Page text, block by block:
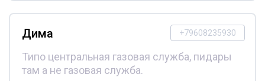
+79608235930
Дима
Типо центральная газовая служба, пидары
там а не газовая служба.